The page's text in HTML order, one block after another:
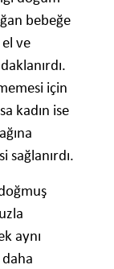
bebeğe
ve
için
kadın ise
sağlanırdı.
aynı